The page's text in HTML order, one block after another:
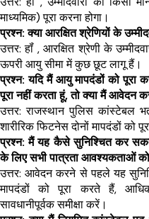
माध्यमिक) पूरा करना होगा।
प्रश्न: क्या आरक्षित श्रेणियों के
उत्तर: हॉं , आरक्षित श्रेणी के
ऊपरी आयु सीमा में कुछ छूट लागू हैं।
प्रश्न: यदि मैं आयु मापदंडों को पूरा
पूरा नहीं करता हूं, तो क्या मैं आवेदन
उत्तर: राजस्थान पुलिस कांस्टेबल
शारीरिक फिटनेस दोनों मापदंडों को
प्रश्न: मैं यह कैसे सुनिश्चित कर
के लिए सभी पात्रता आवश्यकताओं
उत्तर: आवेदन करने से पहले यह
मापदंडों को पूरा करते हैं,
सावधानीपूर्वक समीक्षा करें।